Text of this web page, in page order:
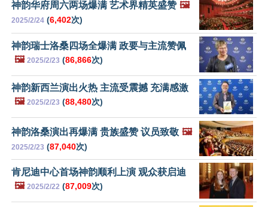
神韵华府周六两场爆满 艺术界精英盛赞 🖼️
2025/2/24 (6,402次)
神韵瑞士洛桑四场全爆满 政要与主流赞佩
🖼️ 2025/2/23 (86,866次)
神韵新西兰演出火热 主流受震撼 充满感激
🖼️ 2025/2/23 (88,480次)
神韵洛桑演出再爆满 贵族盛赞 议员致敬 🖼️
2025/2/23 (87,040次)
肯尼迪中心首场神韵顺利上演 观众获启迪
🖼️ 2025/2/22 (87,009次)